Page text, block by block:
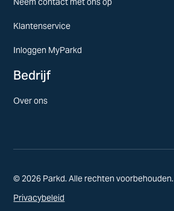
Klantenservice
Inloggen MyParkd
Bedrijf
Over ons
© 2026 Parkd. Alle rechten voorbehouden.
Privacybeleid